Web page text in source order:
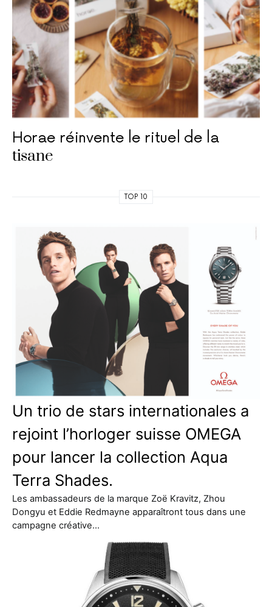
Horae réinvente le rituel de la
tisane
TOP 10
Un trio de stars internationales a
rejoint l’horloger suisse OMEGA
pour lancer la collection Aqua
Terra Shades.
Les ambassadeurs de la marque Zoë Kravitz, Zhou
Dongyu et Eddie Redmayne apparaîtront tous dans une
campagne créative…